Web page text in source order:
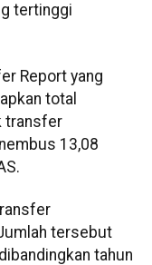
tertinggi
Report yang
total
transfer
13,08
tersebut
tahun